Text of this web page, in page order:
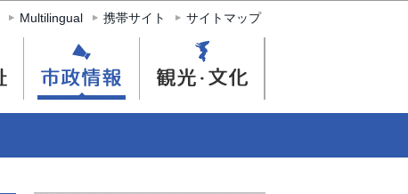
Multilingual 携帯サイト サイトマップ